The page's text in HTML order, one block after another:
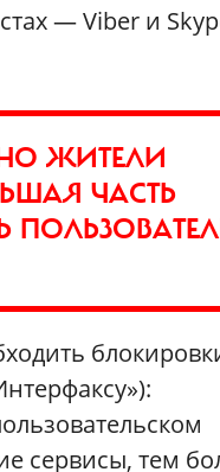
— Viber и
ЖИТЕЛИ
ЧАСТЬ
сервисы, тем